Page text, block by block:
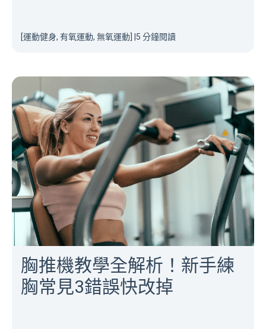
[運動健身, 有氧運動, 無氧運動] 5 分鐘閱讀
胸推機教學全解析！新手練
胸常見3錯誤快改掉